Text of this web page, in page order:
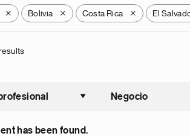
X Bolivia X Costa Rica X El
Ordenar
Negocio
has been found.